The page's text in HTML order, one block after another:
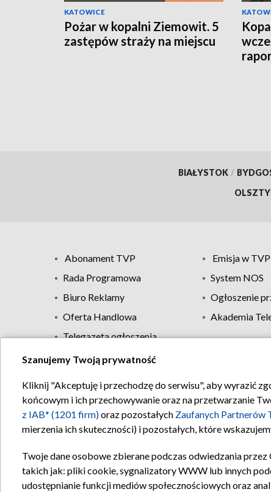
KATOWICE
Pożar w kopalni Ziemowit. 5
zastępów straży na miejscu
BIAŁYSTOK /
Abonament TVP Emisja w TVP
Rada Programowa
System NOS
Biuro Reklamy
Ogłoszenie
Oferta Handlowa
Akademia
Telegazeta ogłoszenia
Regulamin TVP
Szanujemy Twoją prywatność
Kliknij "Akceptuję i przechodzę do serwisu", aby wyrazić
końcowym i ich przechowywanie oraz na przetwarzanie
z IAB* (1201 firm)oraz pozostałych Zaufanych Partnerów
mierzenia ich skuteczności) i pozostałych, które
Twoje dane osobowe zbierane podczas odwiedzania przez
takich jak: pliki cookie, sygnalizatory WWW lub innych
udostępnianie funkcji mediów społecznościowych oraz